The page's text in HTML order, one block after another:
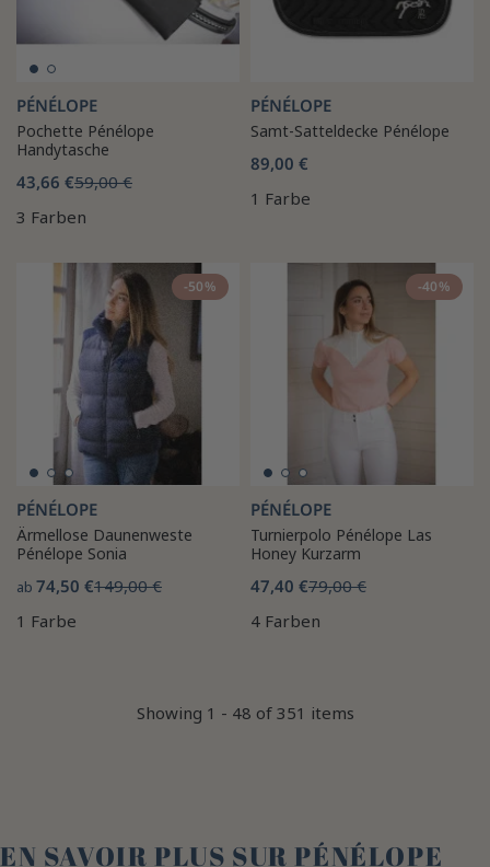
PÉNÉLOPE
Pochette Pénélope
Handytasche
43,66 €59,00 €
3 Farben
PÉNÉLOPE
Samt-Satteldecke Pénélope
89,00 €
1 Farbe
-50%
PÉNÉLOPE
Ärmellose Daunenweste
Pénélope Sonia
ab 74,50 €149,00 €
1 Farbe
-40%
PÉNÉLOPE
Turnierpolo Pénélope Las
Honey Kurzarm
47,40 €79,00 €
4 Farben
Showing 1 - 48 of 351 items
EN SAVOIR PLUS SUR PÉNÉLOPE